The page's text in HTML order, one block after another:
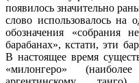
появилось значительно
слово использовалось на
обозначения «собрания
барабанах», кстати, эти
В настоящее время
«милонгеро»